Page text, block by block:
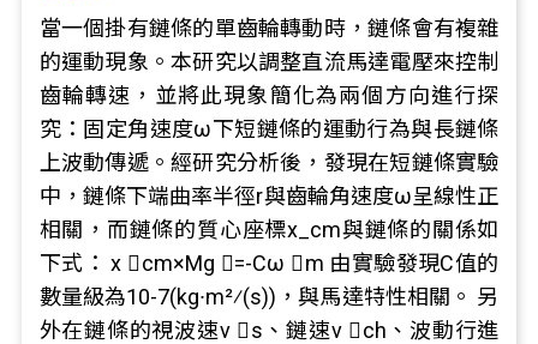
當一個掛有鏈條的單齒輪轉動時，鏈條會有複雜
的運動現象。本研究以調整直流馬達電壓來控制
齒輪轉速，並將此現象簡化為兩個方向進行探
究：固定角速度ω下短鏈條的運動行為與長鏈條
上波動傳遞。經研究分析後，發現在短鏈條實驗
中，鏈條下端曲率半徑r與齒輪角速度ω呈線性正
相關，而鏈條的質心座標x_cm與鏈條的關係如
下式： x ⃗cm×Mg ⃗=-Cω ⃗m 由實驗發現C值的
數量級為10-7(kg∙m2⁄(s))，與馬達特性相關。 另
外在鏈條的視波速v ⃗s、鏈速v ⃗ch、波動行進